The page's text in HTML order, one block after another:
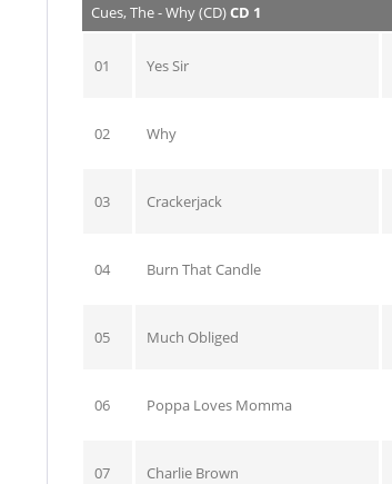
Cues, The - Why (CD)CD 1
01 Yes Sir
02 Why
03 Crackerjack
04 Burn That Candle
05 Much Obliged
06 Poppa Loves Momma
07 Charlie Brown